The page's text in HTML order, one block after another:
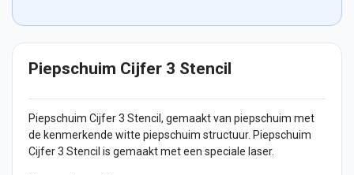
Piepschuim Cijfer 3 Stencil
Piepschuim Cijfer3 Stencil, gemaakt van piepschuim met
de kenmerkende witte piepschuim structuur. Piepschuim
Cijfer 3 Stencil is gemaakt met een speciale laser.